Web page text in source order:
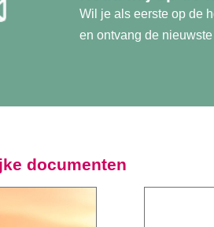
Wil je als eerste op de
en ontvang de
documenten